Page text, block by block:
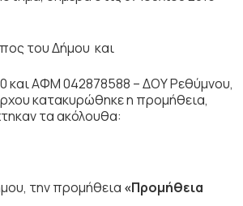
του Δήμου και
και ΑΦΜ 042878588 – ΔΟΥ Ρεθύμνου,
κατακυρώθηκε η προμήθεια,
τα ακόλουθα:
την προμήθεια «Προμήθεια